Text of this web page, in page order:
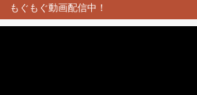
もぐもぐ動画配信中！